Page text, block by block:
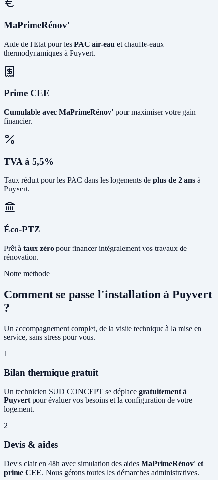
MaPrimeRénov'
Aide de l'État pour les PAC air-eau et chauffe-eaux
thermodynamiques à Puyvert.
Prime CEE
Cumulable avec MaPrimeRénov' pour maximiser votre gain
financier.
TVA à 5,5%
Taux réduit pour les PAC dans les logements de plus de 2 ans à
Puyvert.
Éco-PTZ
Prêt à taux zéro pour financer intégralement vos travaux de
rénovation.
Notre méthode
Comment se passe l'installation à Puyvert
?
Un accompagnement complet, de la visite technique à la mise en
service, sans stress pour vous.
1
Bilan thermique gratuit
Un technicien SUD CONCEPT se déplace gratuitement à
Puyvert pour évaluer vos besoins et la configuration de votre
logement.
2
Devis & aides
Devis clair en 48h avec simulation des aides MaPrimeRénov' et
prime CEE. Nous gérons toutes les démarches administratives.